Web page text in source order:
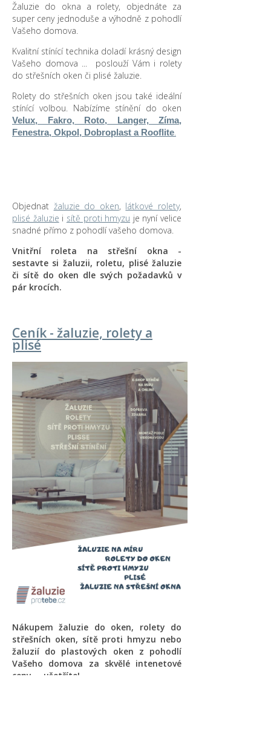
Žaluzie do okna a rolety, objednáte za
super ceny jednoduše a výhodně z pohodlí
Vašeho domova.
Kvalitní stínící technika doladí krásný design
Vašeho domova ... poslouží Vám i rolety
do střešních oken či plisé žaluzie.
Rolety do střešních oken jsou také ideální
stínící volbou. Nabízíme stínění do oken
Velux, Fakro, Roto, Langer, Zíma,
Fenestra, Okpol, Dobroplast a Rooflite.
Objednat žaluzie do oken, látkové rolety,
plisé žaluzie i sítě proti hmyzu je nyní velice
snadné přímo z pohodlí vašeho domova.
Vnitřní roleta na střešní okna -
sestavte si žaluzii, roletu, plisé žaluzie
či sítě do oken dle svých požadavků v
pár krocích.
Ceník - žaluzie, rolety a
plisé
Nákupem žaluzie do oken, rolety do
střešních oken, sítě proti hmyzu nebo
žaluzií do plastových oken z pohodlí
Vašeho domova za skvělé intenetové
ceny ... ušetříte!